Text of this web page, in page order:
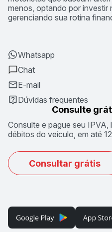
menos, optando por investir
gerenciando sua rotina
Whatsapp
Chat
E-mail
Dúvidas frequentes
Consulte
Consulte e pague seu
débitos do veículo, em até
Consultar grátis